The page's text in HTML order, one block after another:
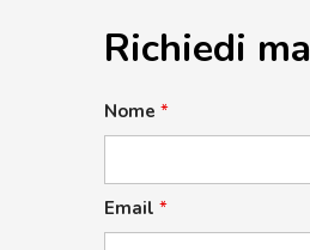
Richiedi
Nome *
Email *